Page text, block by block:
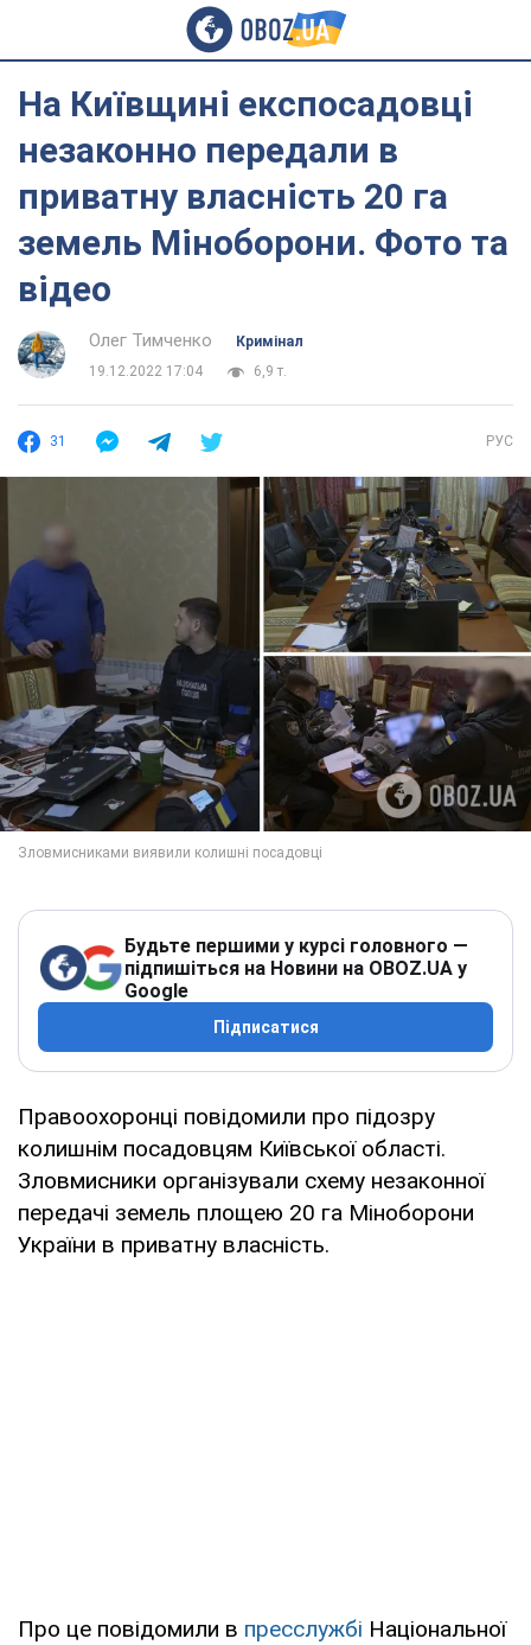
На Київщині експосадовці
незаконно передали в
приватну власність 20 га
земель Міноборони. Фото та
відео
Олег Тимченко
Кримінал
19.12.2022 17:04
6,9 т.
31 РУС
Будьте першими у курсі головного —
підпишіться на Новини на OBOZ.UA у
Google
Підписатися
Правоохоронці повідомили про підозру
колишнім посадовцям Київської області.
Зловмисники організували схему незаконної
передачі земель площею 20 га Міноборони
України в приватну власність.
Про це повідомили в пресслужбі Національної